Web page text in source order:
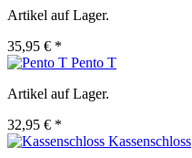
Artikel auf Lager.
35,95 € *
Pento T
Artikel auf Lager.
32,95 € *
Kassenschloss